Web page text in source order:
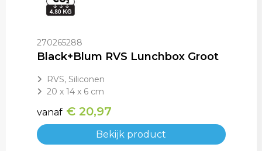
270265288
Black+Blum RVS Lunchbox Groot
RVS, Siliconen
20 x 14 x 6 cm
vanaf € 20,97
Bekijk product